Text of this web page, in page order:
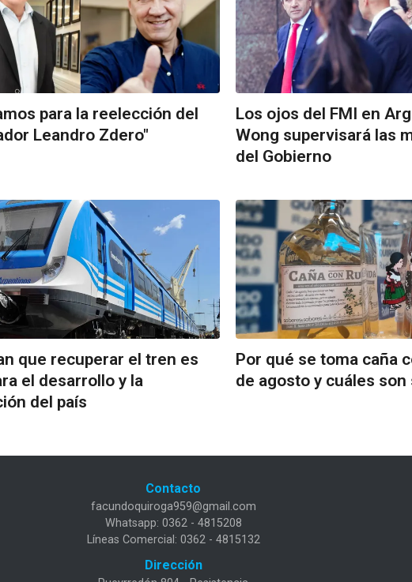
para la reelección del
Leandro Zdero"
Los ojos del FMI en
Wong supervisará las
del Gobierno
que recuperar el tren es
el desarrollo y la
del país
Por qué se toma caña
de agosto y cuáles
Contacto
facundoquiroga959@gmail.com
Whatsapp: 0362 - 4815208
Líneas Comercial: 0362 - 4815132
Dirección